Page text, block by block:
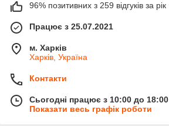
96% позитивних з 259 відгуків за рік
Працює з 25.07.2021
м. Харків
Харків, Україна
Контакти
Сьогодні працює з 10:00 до 18:00
Показати весь графік роботи